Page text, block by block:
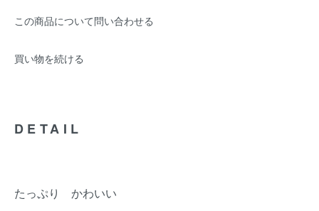
この商品について問い合わせる
買い物を続ける
DETAIL
たっぷり かわいい